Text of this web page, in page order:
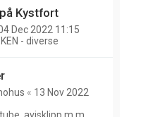
Kystfort
Dec 2022 11:15
- diverse
« 13 Nov 2022